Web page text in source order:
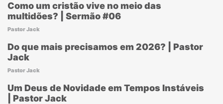
Como um cristão vive no meio das
multidões? | Sermão #06
Pastor Jack
Do que mais precisamos em 2026? | Pastor
Jack
Pastor Jack
Um Deus de Novidade em Tempos Instáveis
| Pastor Jack